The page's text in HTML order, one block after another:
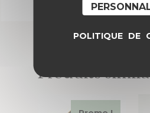
Produits
POLITIQUE DE